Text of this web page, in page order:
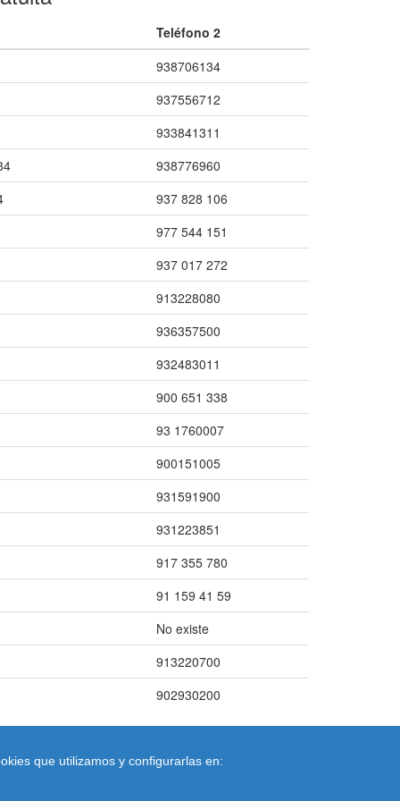
Teléfono 2
938706134
937556712
933841311
938776960
937 828 106
977 544 151
937 017 272
913228080
936357500
932483011
900 651 338
93 1760007
900151005
931591900
931223851
917 355 780
91 159 41 59
No existe
913220700
902930200
que utilizamos y configurarlas en: